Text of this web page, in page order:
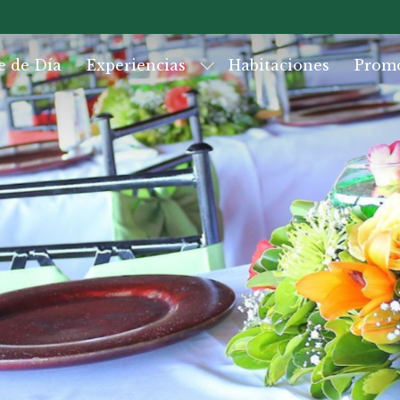
de Día Experiencias Habitaciones